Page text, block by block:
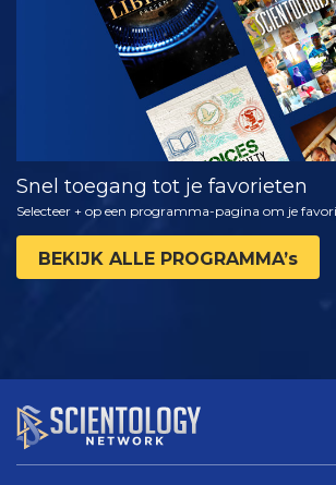
Snel toegang tot je favorieten
Selecteer + op een programma-pagina om je
BEKIJK ALLE PROGRAMMA’s